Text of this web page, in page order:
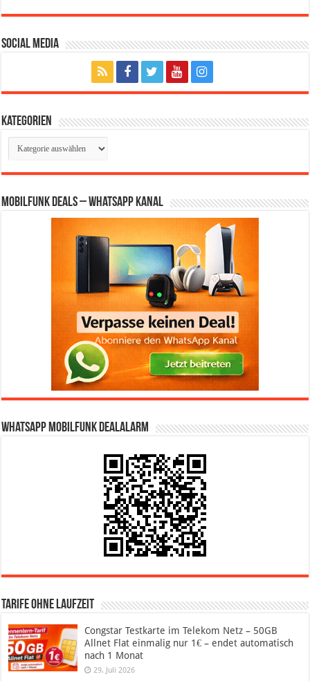
Social Media
Kategorien
Kategorien
Mobilfunk Deals – WhatsApp Kanal
WhatsApp Mobilfunk DealAlarm
Tarife ohne Laufzeit
Congstar Testkarte im Telekom Netz – 50GB
Allnet Flat einmalig nur 1€ – endet automatisch
nach 1 Monat
29. Juli 2026